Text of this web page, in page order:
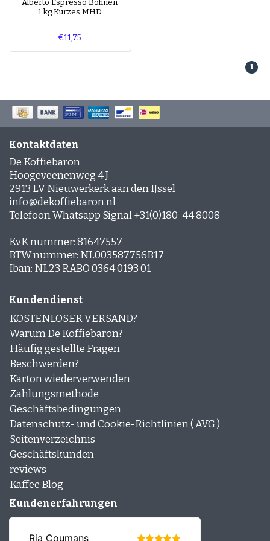
Espresso-rub
Lebkuchen Latte
Zimt Latte
bald verbrauchst.
gefunden..."? Dann haben wir derzeit keinen
Kaffee mit kurzem MHD. Aber keine Sorge –
Alberto Espresso Bohnen
1 kg Kurzes MHD
€11,75
1
Kontaktdaten
De Koffiebaron
Hoogeveenenweg 4 J
2913 LV Nieuwerkerk aan den IJssel
info@dekoffiebaron.nl
Telefoon Whatsapp Signal +31(0)180-44 8008
KvK nummer: 81647557
BTW nummer: NL003587756B17
Iban: NL23 RABO 0364 0193 01
Kundendienst
KOSTENLOSER VERSAND?
Warum De Koffiebaron?
Häufig gestellte Fragen
Beschwerden?
Karton wiederverwenden
Zahlungsmethode
Geschäftsbedingungen
Datenschutz- und Cookie-Richtlinien ( AVG )
Seitenverzeichnis
Geschäftskunden
reviews
Kaffee Blog
Kundenerfahrungen